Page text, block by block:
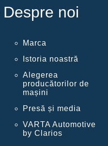
Despre noi
Marca
Istoria noastră
Alegerea
producătorilor de
mașini
Presă și media
VARTA Automotive
by Clarios